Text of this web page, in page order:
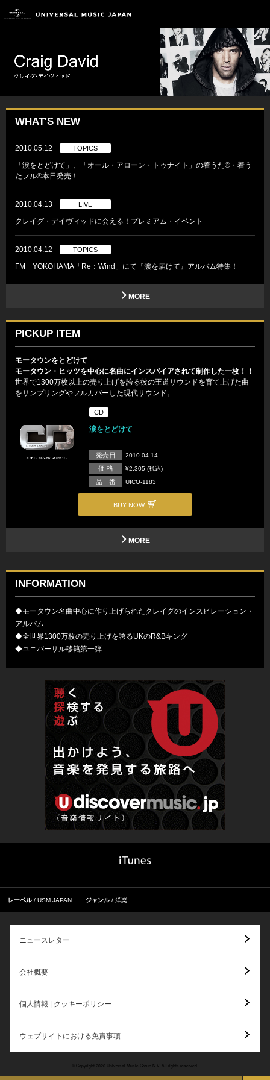
WHAT'S NEW
2010.05.12 TOPICS
「涙をとどけて」、「オール・アローン・トゥナイト」の着うた®・着う
たフル®本日発売！
2010.04.13 LIVE
クレイグ・デイヴィッドに会える！プレミアム・イベント
2010.04.12 TOPICS
FM YOKOHAMA「Re：Wind」にて『涙を届けて』アルバム特集！
MORE
PICKUP ITEM
モータウンをとどけて
モータウン・ヒッツを中心に名曲にインスパイアされて制作した一枚！！
世界で1300万枚以上の売り上げを誇る彼の王道サウンドを育て上げた曲
をサンプリングやフルカバーした現代サウンド。
CD
涙をとどけて
発売日 2010.04.14
価 格 ¥2,305 (税込)
品 番 UICO-1183
BUY NOW
MORE
INFORMATION
◆モータウン名曲中心に作り上げられたクレイグのインスピレーション・
アルバム
◆全世界1300万枚の売り上げを誇るUKのR&Bキング
◆ユニバーサル移籍第一弾
レーベル USM JAPAN ジャンル 洋楽
ニュースレター
会社概要
個人情報 | クッキーポリシー
ウェブサイトにおける免責事項
© Copyright 2026 Universal Music Group N.V. All rights reserved.